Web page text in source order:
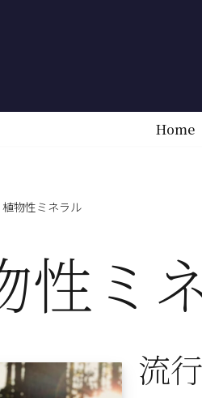
Home
植物性ミネラル
性ミ
流